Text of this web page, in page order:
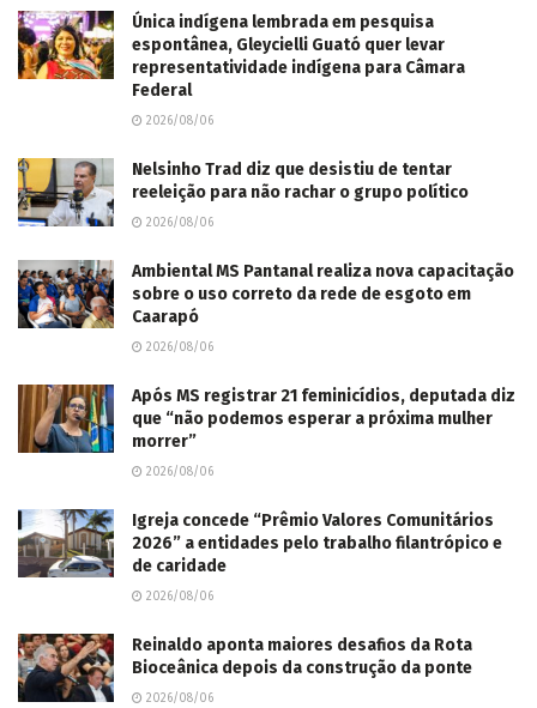
Única indígena lembrada em pesquisa
espontânea, Gleycielli Guató quer levar
representatividade indígena para Câmara
Federal
2026/08/06
Nelsinho Trad diz que desistiu de tentar
reeleição para não rachar o grupo político
2026/08/06
Ambiental MS Pantanal realiza nova capacitação
sobre o uso correto da rede de esgoto em
Caarapó
2026/08/06
Após MS registrar 21 feminicídios, deputada diz
que “não podemos esperar a próxima mulher
morrer”
2026/08/06
Igreja concede “Prêmio Valores Comunitários
2026” a entidades pelo trabalho filantrópico e
de caridade
2026/08/06
Reinaldo aponta maiores desafios da Rota
Bioceânica depois da construção da ponte
2026/08/06